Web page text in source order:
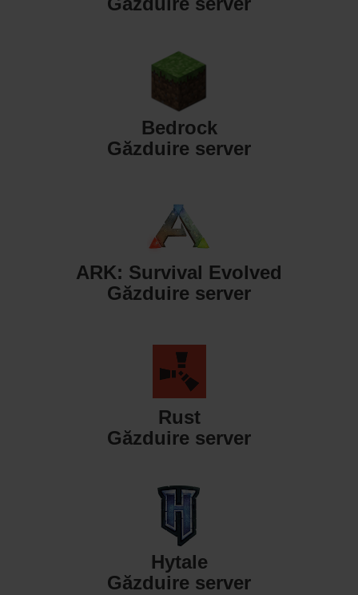
Bedrock
Găzduire server
ARK: Survival Evolved
Găzduire server
Rust
Găzduire server
Hytale
Găzduire server